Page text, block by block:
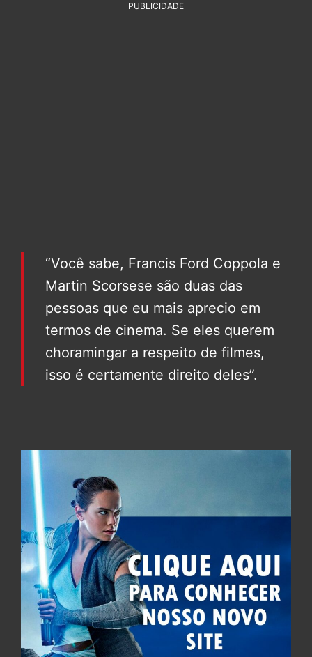
PUBLICIDADE
“Você sabe, Francis Ford Coppola e
Martin Scorsese são duas das
pessoas que eu mais aprecio em
termos de cinema. Se eles querem
choramingar a respeito de filmes,
isso é certamente direito deles”.